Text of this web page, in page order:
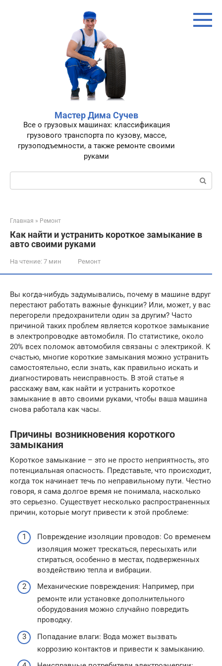
Мастер Дима Сучев
Все о грузовых машинах: классификация
грузового транспорта по кузову, массе,
грузоподъемности, а также ремонте своими
руками
Поиск:
Главная » Ремонт
Как найти и устранить короткое замыкание в
авто своими руками
На чтение: 7 мин Ремонт
Вы когда-нибудь задумывались, почему в машине вдруг
перестают работать важные функции? Или, может, у вас
перегорели предохранители один за другим? Часто
причиной таких проблем является короткое замыкание
в электропроводке автомобиля. По статистике, около
20% всех поломок автомобиля связаны с электрикой. К
счастью, многие короткие замыкания можно устранить
самостоятельно, если знать, как правильно искать и
диагностировать неисправность. В этой статье я
расскажу вам, как найти и устранить короткое
замыкание в авто своими руками, чтобы ваша машина
снова работала как часы.
Причины возникновения короткого
замыкания
Короткое замыкание – это не просто неприятность, это
потенциальная опасность. Представьте, что происходит,
когда ток начинает течь по неправильному пути. Честно
говоря, я сама долгое время не понимала, насколько
это серьезно. Существует несколько распространенных
причин, которые могут привести к этой проблеме:
Повреждение изоляции проводов: Со временем
изоляция может трескаться, пересыхать или
стираться, особенно в местах, подверженных
воздействию тепла и вибрации.
Механические повреждения: Например, при
ремонте или установке дополнительного
оборудования можно случайно повредить
проводку.
Попадание влаги: Вода может вызвать
коррозию контактов и привести к замыканию.